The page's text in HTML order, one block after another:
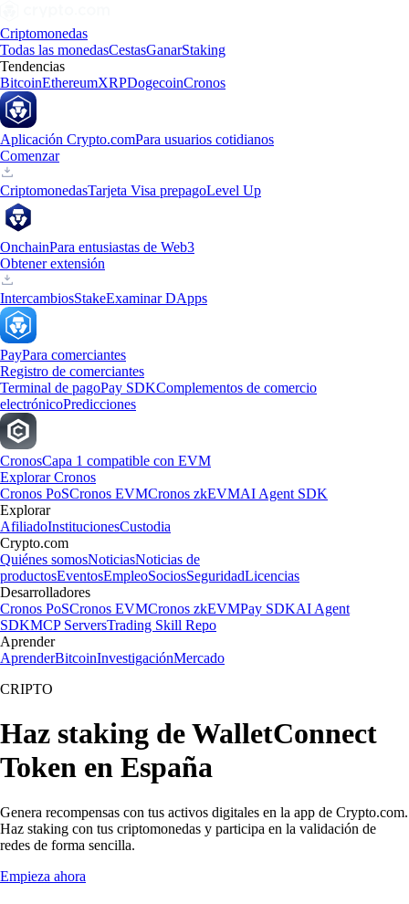
Criptomonedas
Todas las monedasCestasGanarStaking
Tendencias
BitcoinEthereumXRPDogecoinCronos
Aplicación Crypto.comPara usuarios cotidianos
Comenzar
CriptomonedasTarjeta Visa prepagoLevel Up
OnchainPara entusiastas de Web3
Obtener extensión
IntercambiosStakeExaminar DApps
PayPara comerciantes
Registro de comerciantes
Terminal de pagoPay SDKComplementos de comercio
electrónicoPredicciones
CronosCapa 1 compatible con EVM
Explorar Cronos
Cronos PoSCronos EVMCronos zkEVMAI Agent SDK
Explorar
AfiliadoInstitucionesCustodia
Crypto.com
Quiénes somosNoticiasNoticias de
productosEventosEmpleoSociosSeguridadLicencias
Desarrolladores
Cronos PoSCronos EVMCronos zkEVMPay SDKAI Agent
SDKMCP ServersTrading Skill Repo
Aprender
AprenderBitcoinInvestigaciónMercado
CRIPTO
Haz staking de WalletConnect
Token en España
Genera recompensas con tus activos digitales en la app de Crypto.com.
Haz staking con tus criptomonedas y participa en la validación de
redes de forma sencilla.
Empieza ahora